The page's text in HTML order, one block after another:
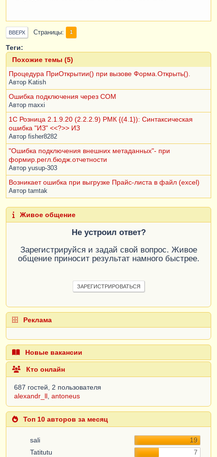
ВВЕРХ Страницы 1
Теги:
Похожие темы (5)
Процедура ПриОткрытии() при вызове Форма.Открыть().
Автор Katish
Ошибка подключения через COM
Автор maxxi
1С Розница 2.1.9.20 (2.2.2.9) РМК {(4.1}): Синтаксическая
ошибка "ИЗ" <<?>> ИЗ
Автор fisher8282
"Ошибка подключения внешних метаданных"- при
формир.регл.бюдж.отчетности
Автор yusup-303
Возникает ошибка при выгрузке Прайс-листа в файл (excel)
Автор tamtak
Живое общение
Не устроил ответ?
Зарегистрируйся и задай свой вопрос. Живое
общение приносит результат намного быстрее.
ЗАРЕГИСТРИРОВАТЬСЯ
Реклама
Новые вакансии
Кто онлайн
687 гостей, 2 пользователя
alexandr_ll, antoneus
Топ 10 авторов за месяц
sali
19
Tatitutu
7